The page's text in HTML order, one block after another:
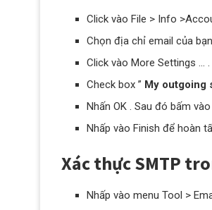
Click vào File > Info
Chọn địa chỉ email của
Click vào More Settings …
Check box ” My outgoing
Nhấn OK . Sau đó bấm
Nhấp vào Finish để hoàn
Xác thực SMTP
Nhấp vào menu Tool >